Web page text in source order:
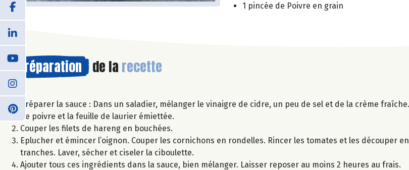
1 pincée de Poivre en grain
Préparation de la recette
Préparer la sauce : Dans un saladier, mélanger le vinaigre de cidre, un peu de sel et de la crème
de poivre et la feuille de laurier émiettée.
Couper les filets de hareng en bouchées.
Eplucher et émincer l’oignon. Couper les cornichons en rondelles. Rincer les tomates et les découper
tranches. Laver, sécher et ciseler la ciboulette.
Ajouter tous ces ingrédients dans la sauce, bien mélanger. Laisser reposer au moins 2 heures au frais.